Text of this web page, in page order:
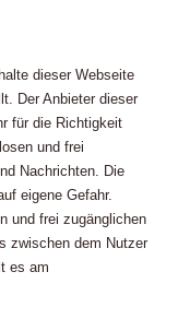
dieser Webseite
Der Anbieter dieser
für die Richtigkeit
und frei
Nachrichten. Die
eigene Gefahr.
und frei zugänglichen
zwischen dem Nutzer
es am